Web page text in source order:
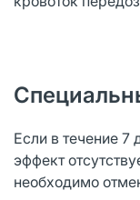
Если в течение 7
эффект
необходимо